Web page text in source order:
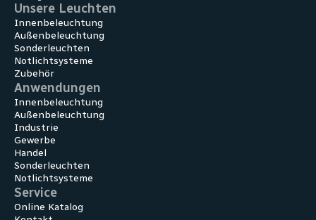
Unsere Leuchten
Innenbeleuchtung
Außenbeleuchtung
Sonderleuchten
Notlichtsysteme
Zubehör
Anwendungen
Innen­beleuchtung
Außen­beleuchtung
Industrie
Gewerbe
Handel
Sonder­leuchten
Notlicht­systeme
Service
Online Katalog